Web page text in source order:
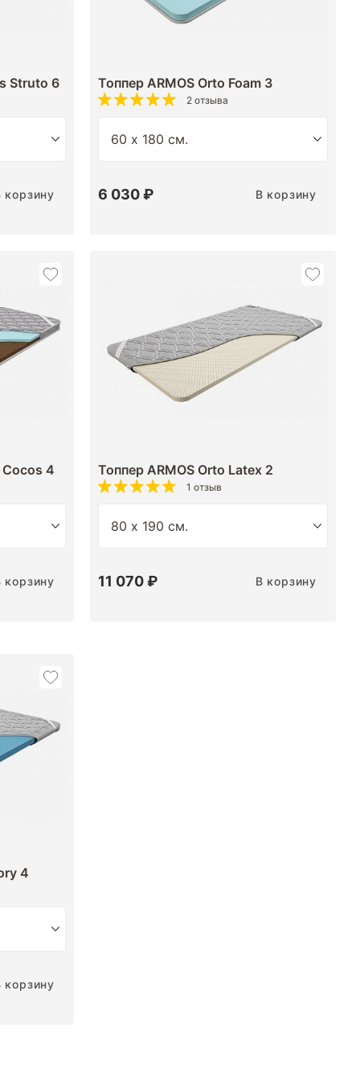
Struto 6
корзину
Топпер ARMOS Orto Foam 3
2 отзыва
6 030 ₽ В корзину
Cocos 4
корзину
Топпер ARMOS Orto Latex 2
1 отзыв
11 070 ₽ В корзину
4
корзину